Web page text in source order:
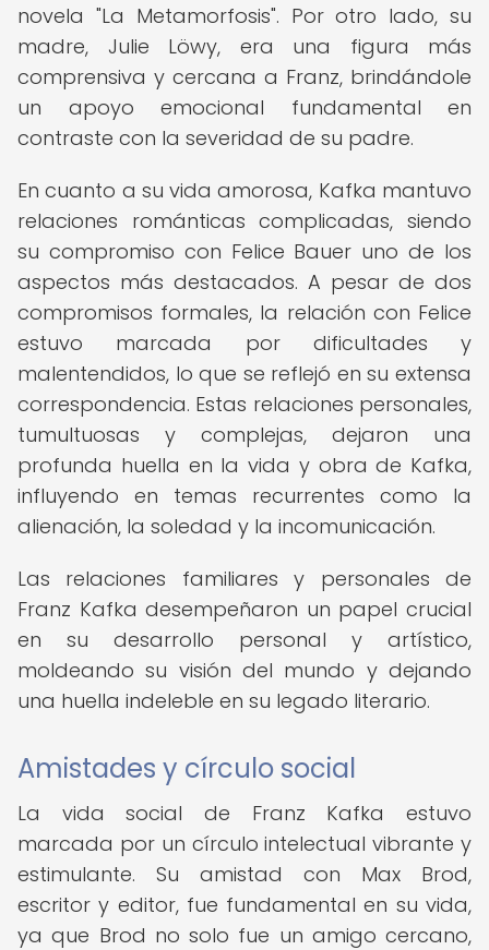
novela "La Metamorfosis". Por otro lado, su
madre, Julie Löwy, era una figura más
comprensiva y cercana a Franz, brindándole
un apoyo emocional fundamental en
contraste con la severidad de su padre.
En cuanto a su vida amorosa, Kafka mantuvo
relaciones románticas complicadas, siendo
su compromiso con Felice Bauer uno de los
aspectos más destacados. A pesar de dos
compromisos formales, la relación con Felice
estuvo marcada por dificultades y
malentendidos, lo que se reflejó en su extensa
correspondencia. Estas relaciones personales,
tumultuosas y complejas, dejaron una
profunda huella en la vida y obra de Kafka,
influyendo en temas recurrentes como la
alienación, la soledad y la incomunicación.
Las relaciones familiares y personales de
Franz Kafka desempeñaron un papel crucial
en su desarrollo personal y artístico,
moldeando su visión del mundo y dejando
una huella indeleble en su legado literario.
Amistades y círculo social
La vida social de Franz Kafka estuvo
marcada por un círculo intelectual vibrante y
estimulante. Su amistad con Max Brod,
escritor y editor, fue fundamental en su vida,
ya que Brod no solo fue un amigo cercano,